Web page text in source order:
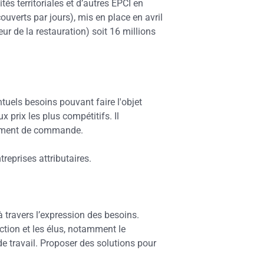
territoriales et d’autres EPCI en
par jours), mis en place en avril
de la restauration) soit 16 millions
besoins pouvant faire l'objet
prix les plus compétitifs. Il
de commande.
attributaires.
l’expression des besoins.
et les élus, notamment le
travail. Proposer des solutions pour